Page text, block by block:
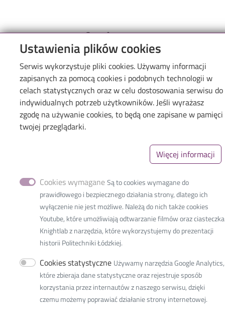
Ustawienia plików cookies
Serwis wykorzystuje pliki cookies. Używamy informacji
zapisanych za pomocą cookies i podobnych technologii w
celach statystycznych oraz w celu dostosowania serwisu do
indywidualnych potrzeb użytkowników. Jeśli wyrażasz
zgodę na używanie cookies, to będą one zapisane w pamięci
twojej przeglądarki.
Więcej informacji
Cookies wymagane Są to cookies wymagane do
prawidłowego i bezpiecznego działania strony, dlatego ich
wyłączenie nie jest możliwe. Należą do nich także cookies
Youtube, które umożliwiają odtwarzanie filmów oraz ciasteczka
Knightlab z narzędzia, które wykorzystujemy do prezentacji
historii Politechniki Łódzkiej.
Cookies statystyczne Używamy narzędzia Google Analytics,
które zbieraja dane statystyczne oraz rejestruje sposób
korzystania przez internautów z naszego serwisu, dzięki
czemu możemy poprawiać działanie strony internetowej.
90-539 Lodz, Pologne
Téléphone: +48 42 638 38 00
e-mail:ifestudents@info.p.lodz.pl
727 002 18 95
Menu
Linki_second
© 2026Université Polytechnique de Lodz